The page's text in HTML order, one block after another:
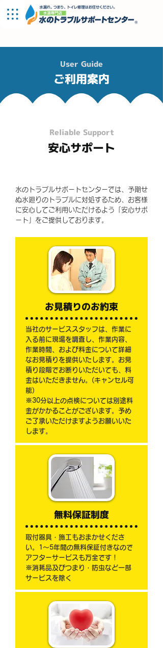
User Guide
ご利用案内
Reliable Support
安心サポート
水のトラブルサポートセンターでは、予期せ
ぬ水廻りのトラブルに対処するため、お客様
に安心してご利用いただけるよう「安心サポ
ート」をご提供しております。
​お見積りのお約束
当社のサービススタッフは、作業に
入る前に現場を調査し、作業内容、
作業時間、および料金について詳細
なお見積りを提供いたします。お見
積り段階でお断りいただいても、料
金はいただきません。(キャンセル可
能)
※30分以上の点検については別途料
金がかかることがございます。予め
ご了承いただけますようお願いいた
します。
無料保証制度
取付器具・施工もおまかせくださ
い。1～5年間の無料保証付きなので
アフターサービスも万全です！
※消耗品及びつまり・防虫など一部
サービスを除く